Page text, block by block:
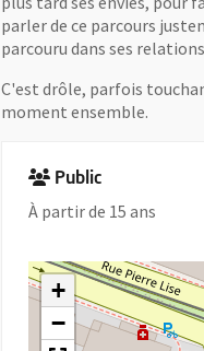
parler de ce parcours
parcouru dans ses
C'est drôle, parfois
moment ensemble.
Public
À partir de 15 ans
+
−